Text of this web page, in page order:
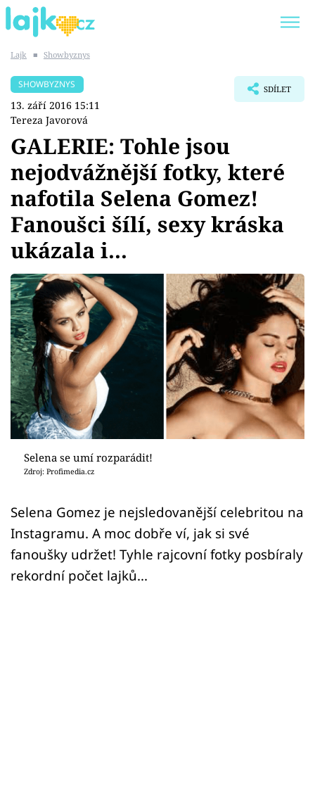
SHOPAHOLICADEL
Témata
Showbyznys
Youtubeři
Virály
Sex a vztahy
Videa
Sledujte prima+
Přihlášení
Lajk ■ Showbyznys
SHOWBYZNYS
13. září 2016 15:11
Tereza Javorová
SDÍLET
GALERIE: Tohle jsou
nejodvážnější fotky, které
nafotila Selena Gomez!
Fanoušci šílí, sexy kráska
ukázala i...
Selena se umí rozparádit!
Zdroj: Profimedia.cz
Selena Gomez je nejsledovanější celebritou na
Instagramu. A moc dobře ví, jak si své
fanoušky udržet! Tyhle rajcovní fotky posbíraly
rekordní počet lajků...